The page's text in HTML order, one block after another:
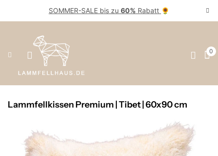
SOMMER-SALE bis zu 60% Rabatt 🌻
0
Lammfellkissen Premium | Tibet | 60x90 cm